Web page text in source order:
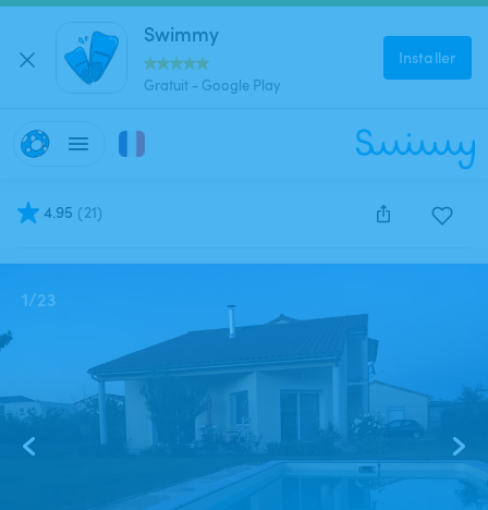
Swimmy
Gratuit - Google Play
Installer
4.95 (21)
1/23